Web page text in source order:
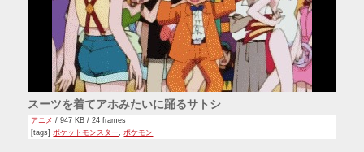
スーツを着てアホみたいに踊るサトシ
アニメ / 947 KB / 24 frames
[tags] ポケットモンスター ポケモン